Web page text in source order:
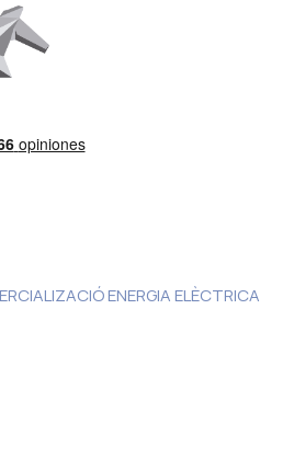
ENERGIA ELÈCTRICA